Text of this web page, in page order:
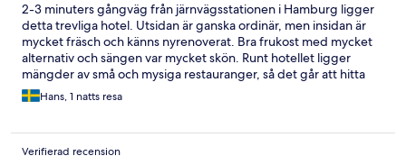
2-3 minuters gångväg från järnvägsstationen i Hamburg ligger
detta trevliga hotel. Utsidan är ganska ordinär, men insidan är
mycket fräsch och känns nyrenoverat. Bra frukost med mycket
alternativ och sängen var mycket skön. Runt hotellet ligger
mängder av små och mysiga restauranger, så det går att hitta
något att äta för alla. Väldigt praktiskt och prisvärt.
Hans, 1 natts resa
Verifierad recension